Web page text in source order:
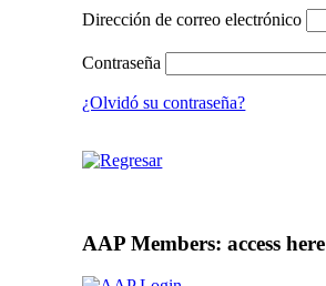
Dirección de correo electrónico
Contraseña
¿Olvidó su contraseña?
AAP Members: access here